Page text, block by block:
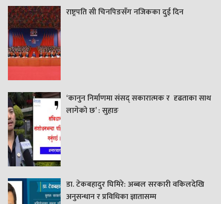
राष्ट्रपति सी चिनपिङसँग नजिकका दुई दिन
‘कानुन निर्माणमा संसद् सकारात्मक र दृढताका साथ
लागेको छ’ : सुहाङ
डा. टेकबहादुर घिमिरे: अब्बल सरकारी वकिलदेखि
अनुसन्धान र प्रविधिका ज्ञातासम्म